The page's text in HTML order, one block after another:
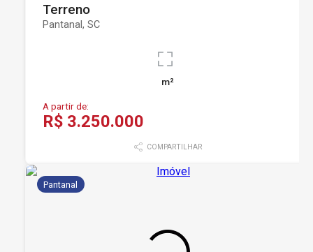
Terreno
Pantanal, SC
m²
A partir de:
R$ 3.250.000
COMPARTILHAR
Pantanal